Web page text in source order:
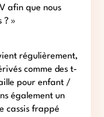
afin que nous
? »
régulièrement,
comme des t-
pour enfant /
également un
cassis frappé